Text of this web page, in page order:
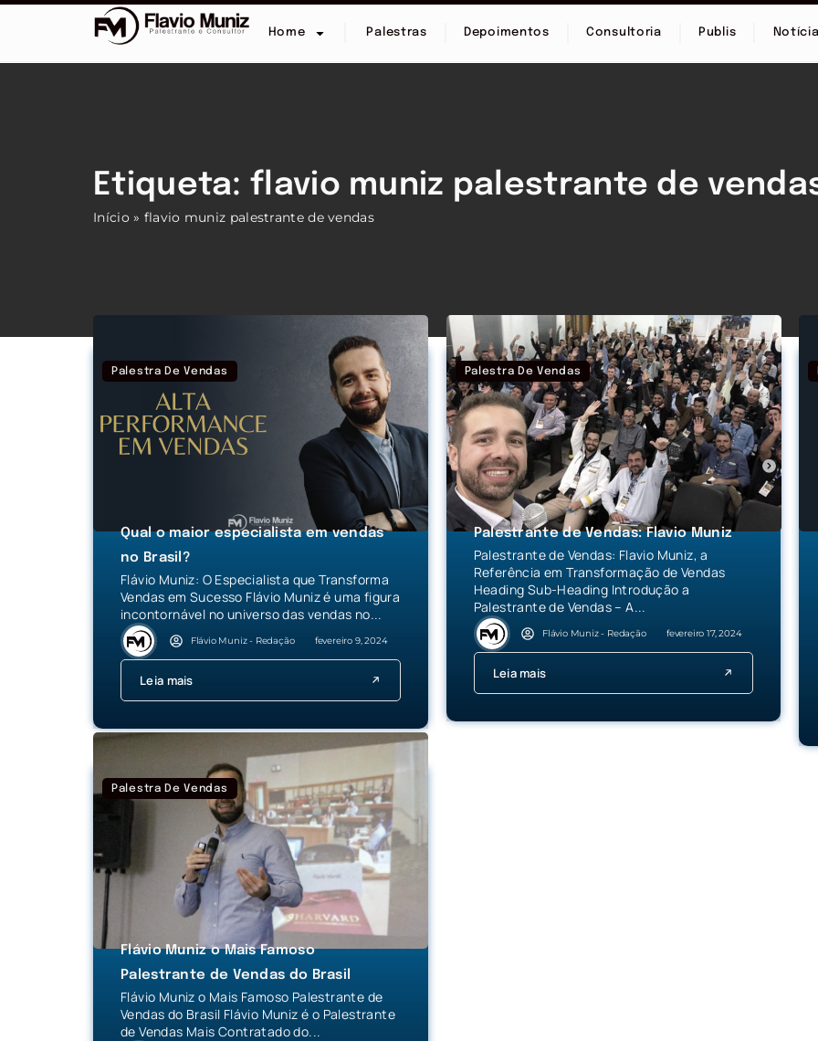
Home Palestras Depoimentos Consultoria Publis
Etiqueta: flavio muniz palestrante de
Início » flavio muniz palestrante de vendas
Palestra De Vendas
Qual o maior especialista em vendas
no Brasil?
Flávio Muniz: O Especialista que Transforma
Vendas em Sucesso Flávio Muniz é uma figura
incontornável no universo das vendas no...
Flávio Muniz - Redação fevereiro 9, 2024
Leia mais
Palestra De Vendas
Palestrante de Vendas: Flavio Muniz
Palestrante de Vendas: Flavio Muniz, a
Referência em Transformação de Vendas
Heading Sub-Heading Introdução a
Palestrante de Vendas – A...
Flávio Muniz - Redação fevereiro 17, 2024
Leia mais
Palestra De Vendas
Flávio Muniz o Mais Famoso
Palestrante de Vendas do Brasil
Flávio Muniz o Mais Famoso Palestrante de
Vendas do Brasil Flávio Muniz é o Palestrante
de Vendas Mais Contratado do...